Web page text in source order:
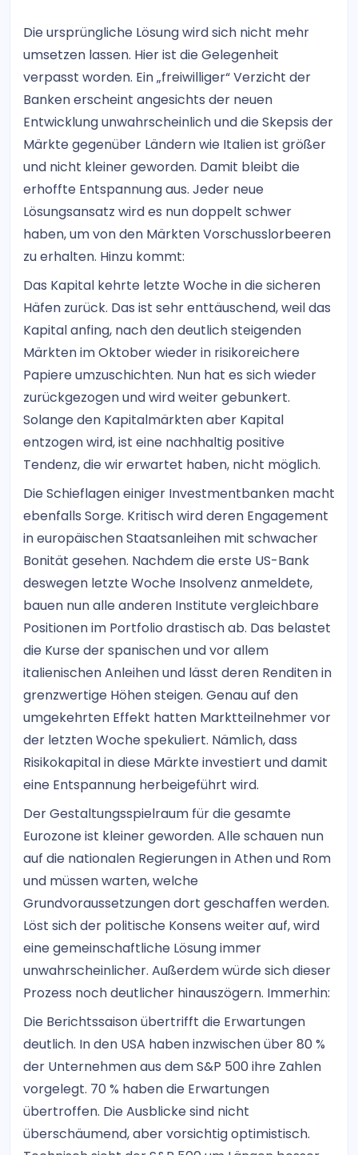
Die ursprüngliche Lösung wird sich nicht mehr
umsetzen lassen. Hier ist die Gelegenheit
verpasst worden. Ein „freiwilliger“ Verzicht der
Banken erscheint angesichts der neuen
Entwicklung unwahrscheinlich und die Skepsis der
Märkte gegenüber Ländern wie Italien ist größer
und nicht kleiner geworden. Damit bleibt die
erhoffte Entspannung aus. Jeder neue
Lösungsansatz wird es nun doppelt schwer
haben, um von den Märkten Vorschusslorbeeren
zu erhalten. Hinzu kommt:
Das Kapital kehrte letzte Woche in die sicheren
Häfen zurück. Das ist sehr enttäuschend, weil das
Kapital anfing, nach den deutlich steigenden
Märkten im Oktober wieder in risikoreichere
Papiere umzuschichten. Nun hat es sich wieder
zurückgezogen und wird weiter gebunkert.
Solange den Kapitalmärkten aber Kapital
entzogen wird, ist eine nachhaltig positive
Tendenz, die wir erwartet haben, nicht möglich.
Die Schieflagen einiger Investmentbanken macht
ebenfalls Sorge. Kritisch wird deren Engagement
in europäischen Staatsanleihen mit schwacher
Bonität gesehen. Nachdem die erste US-Bank
deswegen letzte Woche Insolvenz anmeldete,
bauen nun alle anderen Institute vergleichbare
Positionen im Portfolio drastisch ab. Das belastet
die Kurse der spanischen und vor allem
italienischen Anleihen und lässt deren Renditen in
grenzwertige Höhen steigen. Genau auf den
umgekehrten Effekt hatten Marktteilnehmer vor
der letzten Woche spekuliert. Nämlich, dass
Risikokapital in diese Märkte investiert und damit
eine Entspannung herbeigeführt wird.
Der Gestaltungsspielraum für die gesamte
Eurozone ist kleiner geworden. Alle schauen nun
auf die nationalen Regierungen in Athen und Rom
und müssen warten, welche
Grundvoraussetzungen dort geschaffen werden.
Löst sich der politische Konsens weiter auf, wird
eine gemeinschaftliche Lösung immer
unwahrscheinlicher. Außerdem würde sich dieser
Prozess noch deutlicher hinauszögern. Immerhin:
Die Berichtssaison übertrifft die Erwartungen
deutlich. In den USA haben inzwischen über 80 %
der Unternehmen aus dem S&P 500 ihre Zahlen
vorgelegt. 70 % haben die Erwartungen
übertroffen. Die Ausblicke sind nicht
überschäumend, aber vorsichtig optimistisch.